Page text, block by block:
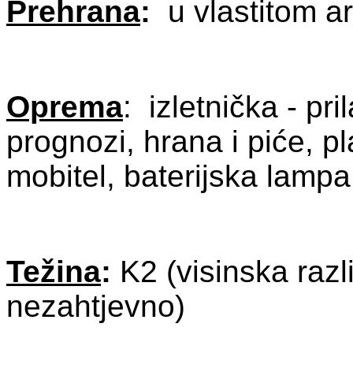
Prehrana: u vlastitom
Oprema: izletnička -
prognozi, hrana i piće,
mobitel, baterijska
Težina: K2 (visinska
nezahtjevno)